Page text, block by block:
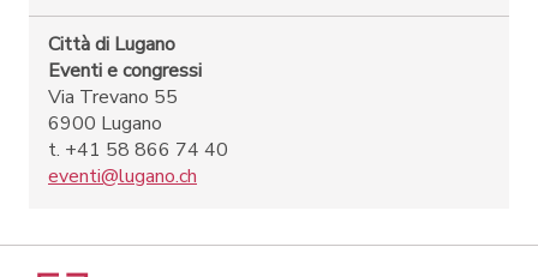
Città di Lugano
Eventi e congressi
Via Trevano 55
6900 Lugano
t. +41 58 866 74 40
eventi@lugano.ch